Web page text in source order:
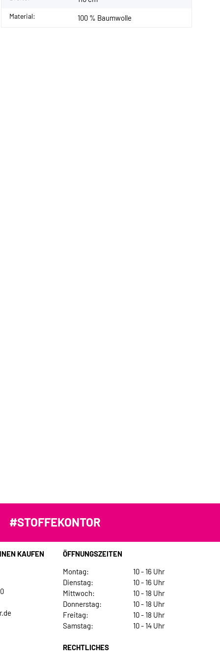
Material: 100 % Baumwolle
#STOFFEKONTOR
KAUFEN
ÖFFNUNGSZEITEN
Montag:
10 - 16 Uhr
Dienstag:
10 - 16 Uhr
Mittwoch:
10 - 18 Uhr
Donnerstag:
10 - 18 Uhr
Freitag:
10 - 18 Uhr
Samstag:
10 - 14 Uhr
RECHTLICHES